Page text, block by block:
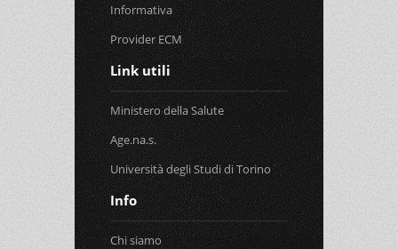
Informativa
Provider ECM
Link utili
Ministero della Salute
Age.na.s.
Università degli Studi di Torino
Info
Chi siamo